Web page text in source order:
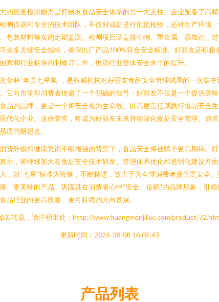
的质量检测能力是好丽友食品安全体系的另一大支柱。企业配备了高
测仪器和专业的技术团队，不仅对成品进行批批检验，还对生产环境
包装材料等实施定期监测。检测项目涵盖微生物、重金属、添加剂、
众多关键安全指标，确保出厂产品100%符合安全标准。好丽友还积极
家和行业标准的制修订工作，推动行业整体安全水平的提升。
荣获“年度七星奖”，是权威机构对好丽友食品安全管理成果的一次集中
它向市场和消费者传递了一个明确的信号：好丽友不仅是一个提供美
品的品牌，更是一个将安全视为生命线、以高度责任感践行食品安全
代化企业。这份荣誉，将成为好丽友未来持续深化食品安全管理、追
质的新起点。
费升级和健康意识不断增强的背景下，食品安全将被赋予更高期待。
示，将继续加大在食品安全技术研发、管理体系优化和透明化建设方
，以“七星”标准为鞭策，不断精进，致力于为全球消费者提供更安全、
、更美味的产品，巩固其在消费者心中“安全、信赖”的品牌形象，引领
品行业向更高质量、更可持续的方向发展。
若转载，请注明出处：http://www.huangmenjiliao.com/product/
更新时间：2026-08-08 16:02:43
产品列表